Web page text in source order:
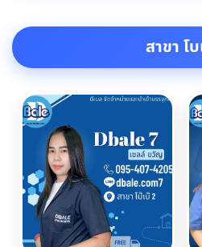
สาขา โ